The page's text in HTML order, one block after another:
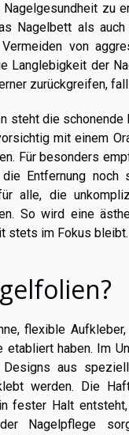
zu
Nagelbett als
von
Langlebigkeit der
zurückgreifen,
steht die
mit einem
Für besonders
Entfernung noch
alle, die
So wird eine
stets im Fokus bleibt.
flexible
etabliert haben. Im
aus
werden. Die
fester Halt
Nagelpflege